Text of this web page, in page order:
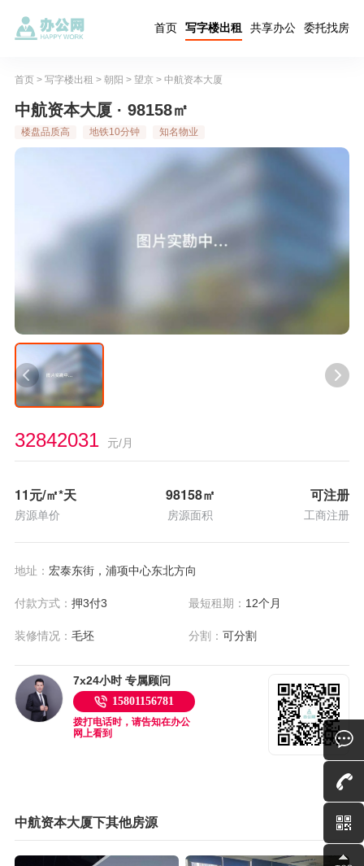
首页 写字楼出租 共享办公 委托找房
首页> 写字楼出租 > 朝阳 > 望京> 中航资本大厦
中航资本大厦 · 98158㎡
楼盘品质高 地铁10分钟 知名物业
32842031 元/月
11元/㎡*天
房源单价
98158㎡
房源面积
可注册
工商注册
地址： 宏泰东街，浦项中心东北方向
付款方式： 押3付3 最短租期： 12个月
装修情况： 毛坯 分割：可分割
7x24小时 专属顾问
15801156781
拨打电话时，请告知在办公
网上看到
中航资本大厦下其他房源